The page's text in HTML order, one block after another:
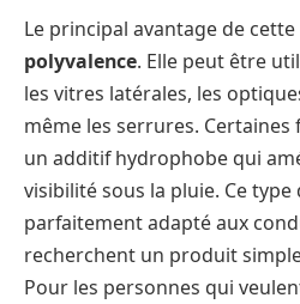
Le principal avantage de
polyvalence. Elle peut être
les vitres latérales, les
même les serrures.
un additif hydrophobe qui
visibilité sous la pluie. Ce
parfaitement adapté aux
recherchent un produit
Pour les personnes qui